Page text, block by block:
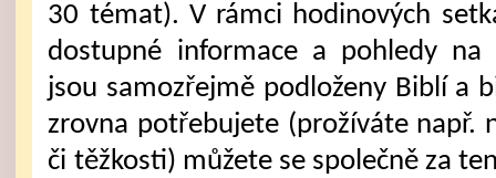
30 témat). V rámci hodinových
dostupné informace a pohledy na
jsou samozřejmě podloženy Biblí a
zrovna potřebujete (prožíváte např.
či těžkosti) můžete se společně za